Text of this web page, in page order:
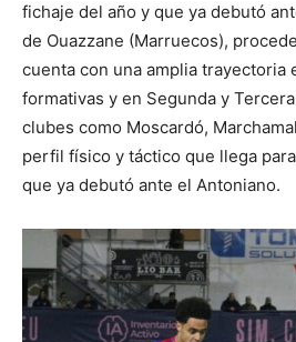
fichaje del año y que ya debutó
de Ouazzane (Marruecos),
cuenta con una amplia trayectoria
formativas y en Segunda y
clubes como Moscardó,
perfil físico y táctico que llega
que ya debutó ante el Antoniano.